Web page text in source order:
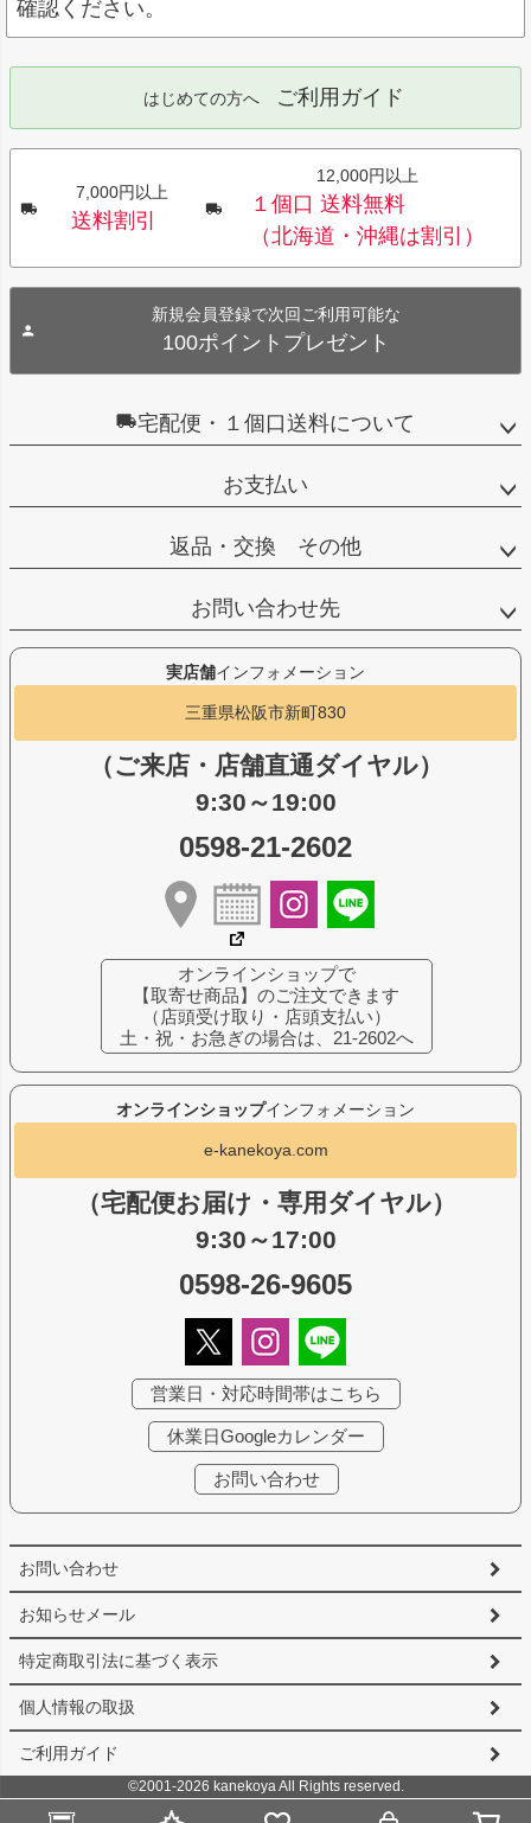
確認ください。
はじめての方へ ご利用ガイド
7,000円以上
送料割引
12,000円以上
１個口 送料無料
（北海道・沖縄は割引）
新規会員登録で次回ご利用可能な
100ポイントプレゼント
宅配便・１個口送料について
お支払い
返品・交換 その他
お問い合わせ先
お問い合わせ
お知らせメール
特定商取引法に基づく表示
個人情報の取扱
ご利用ガイド
オンラインショップインフォメーション
e-kanekoya.com
（宅配便お届け・専用ダイヤル）
9:30～17:00
0598-26-9605
営業日・対応時間帯はこちら
休業日Googleカレンダー
お問い合わせ
実店舗インフォメーション
三重県松阪市新町830
（ご来店・店舗直通ダイヤル）
9:30～19:00
0598-21-2602
オンラインショップで
【取寄せ商品】のご注文できます
（店頭受け取り・店頭支払い）
土・祝・お急ぎの場合は、21-2602へ
©2001-2026 kanekoya All Rights reserved.